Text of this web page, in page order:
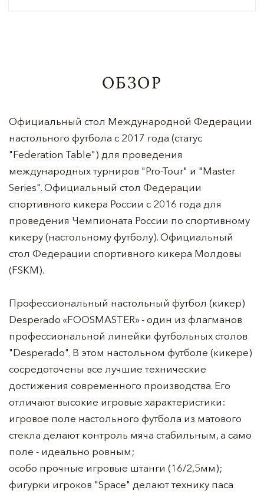
ОБЗОР
Официальный стол Международной Федерации
настольного футбола с 2017 года (статус
"Federation Table") для проведения
международных турниров "Pro-Tour" и "Master
Series". Официальный стол Федерации
спортивного кикера России с 2016 года для
проведения Чемпионата России по спортивному
кикеру (настольному футболу). Официальный
стол Федерации спортивного кикера Молдовы
(FSKM).
Профессиональный настольный футбол (кикер)
Desperado «FOOSMASTER» - один из флагманов
профессиональной линейки футбольных столов
"Desperado". В этом настольном футболе (кикере)
сосредоточены все лучшие технические
достижения современного производства. Его
отличают высокие игровые характеристики:
игровое поле настольного футбола из матового
стекла делают контроль мяча стабильным, а само
поле - идеально ровным;
особо прочные игровые штанги (16/2,5мм);
фигурки игроков "Space" делают технику паса